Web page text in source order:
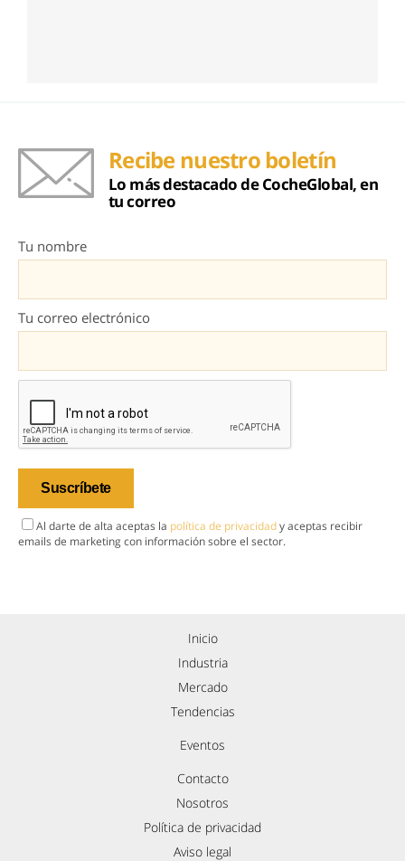
Recibe nuestro boletín
Lo más destacado de CocheGlobal, en
tu correo
Tu nombre
Tu correo electrónico
Al darte de alta aceptas la política de privacidady aceptas recibir
emails de marketing con información sobre el sector.
Inicio
Industria
Mercado
Tendencias
Eventos
Contacto
Nosotros
Política de privacidad
Aviso legal